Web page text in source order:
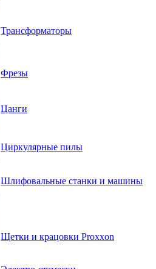
Трансформаторы
Фрезы
Цанги
Циркулярные пилы
Шлифовальные станки и машины
Щетки и крацовки Proxxon